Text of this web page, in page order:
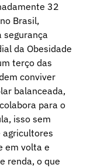
32
Brasil,
da Obesidade
terço das
conviver
balanceada,
para o
isso sem
agricultores
em volta e
renda, o que